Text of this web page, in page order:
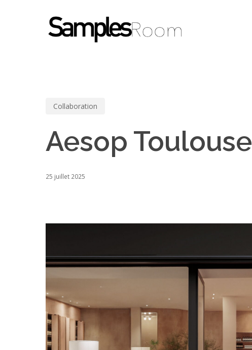
Collaboration
Aesop Toulouse
25 juillet 2025